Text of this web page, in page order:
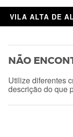
VILA ALTA DE
NÃO
Utilize diferentes
descrição do que